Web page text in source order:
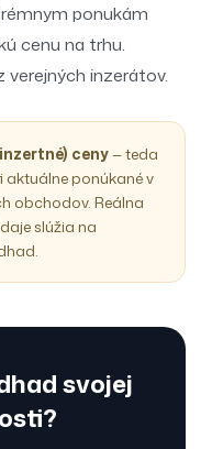
ponukám
cenu na trhu.
inzerátov.
ceny— teda
aktuálne ponúkané v
obchodov. Reálna
slúžia na
svojej